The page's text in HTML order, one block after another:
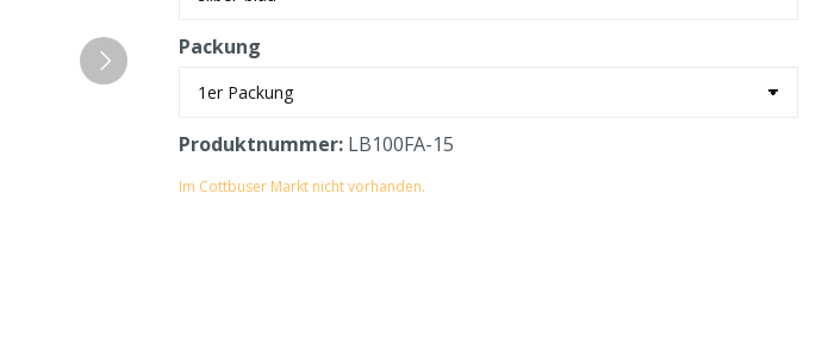
Packung
Produktnummer: LB100FA-15
Im Cottbuser Markt nicht vorhanden.